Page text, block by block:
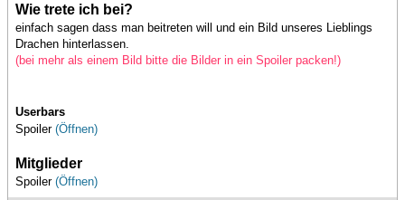
Wie trete ich bei?
einfach sagen dass man beitreten will und ein Bild unseres Lieblings
Drachen hinterlassen.
(bei mehr als einem Bild bitte die Bilder in ein Spoiler packen!)
Userbars
Spoiler (Öffnen)
Mitglieder
Spoiler (Öffnen)